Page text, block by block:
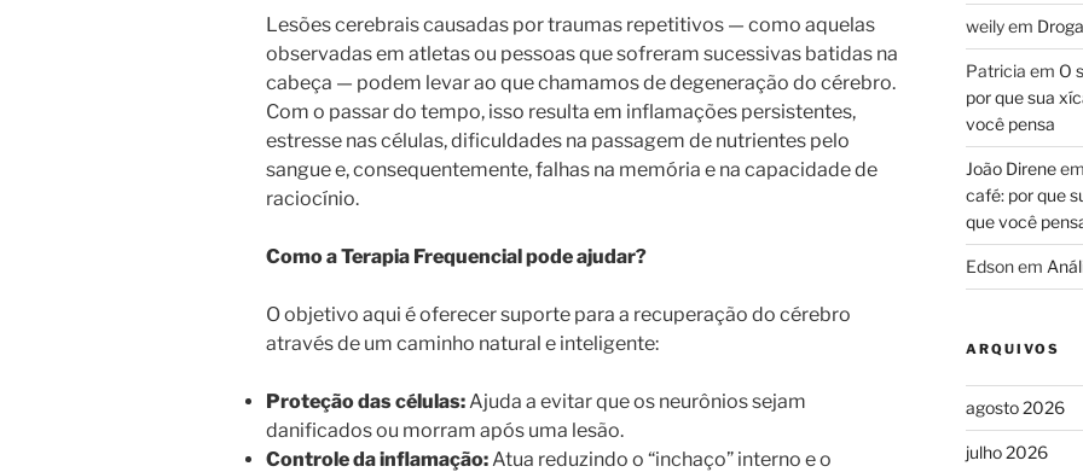
Lesões cerebrais causadas por traumas repetitivos — como aquelas
observadas em atletas ou pessoas que sofreram sucessivas batidas na
cabeça — podem levar ao que chamamos de degeneração do cérebro.
Com o passar do tempo, isso resulta em inflamações persistentes,
estresse nas células, dificuldades na passagem de nutrientes pelo
sangue e, consequentemente, falhas na memória e na capacidade de
raciocínio.
Como a Terapia Frequencial pode ajudar?
O objetivo aqui é oferecer suporte para a recuperação do cérebro
através de um caminho natural e inteligente:
Proteção das células: Ajuda a evitar que os neurônios sejam
danificados ou morram após uma lesão.
Controle da inflamação: Atua reduzindo o “inchaço” interno e o
weilyem
Patricia em O
por que sua
você pensa
João Direneem
café: por que
que você
Edsonem
ARQUIVOS
agosto 2026
julho 2026